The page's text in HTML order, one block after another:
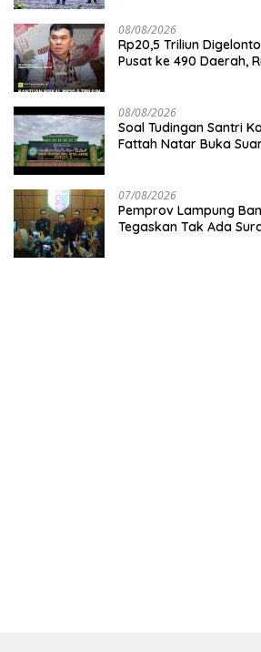
08/08/2026
Rp20,5 Triliun
Pusat ke 490 Daerah,
08/08/2026
Soal Tudingan Santri
Fattah Natar Buka
07/08/2026
Pemprov Lampung
Tegaskan Tak Ada